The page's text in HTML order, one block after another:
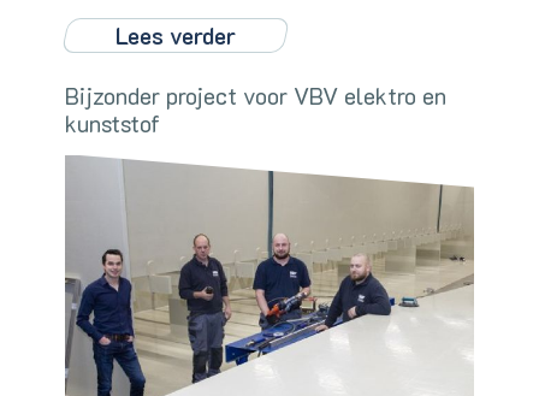
Lees verder
Bijzonder project voor VBV elektro en
kunststof